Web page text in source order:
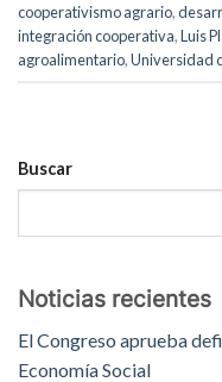
cooperativismo agrario,
integración cooperativa,Luis
agroalimentario,Universidad
Buscar
Noticias recientes
El Congreso aprueba
Economía Social